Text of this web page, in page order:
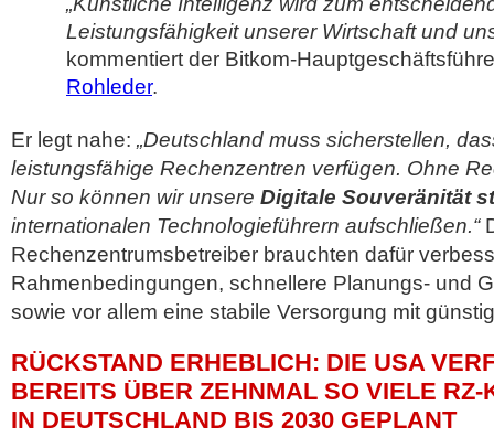
Leistungsfähigkeit unserer Wirtschaft und
kommentiert der Bitkom-
Rohleder.
Er legt nahe: „Deutschland muss sicherstellen,
leistungsfähige Rechenzentren verfügen. Ohne
Nur so können wir unsere Digitale Souveränität
internationalen Technologieführern aufschließen.“
Rechenzentrumsbetreiber brauchten dafür
Rahmenbedingungen, schnellere Planungs- und
sowie vor allem eine stabile Versorgung mit
RÜCKSTAND ERHEBLICH: DIE USA
BEREITS ÜBER ZEHNMAL SO VIELE RZ-
IN DEUTSCHLAND BIS 2030 GEPLANT